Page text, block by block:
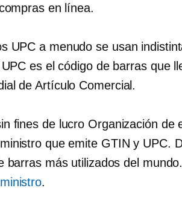
en línea.
UPC a menudo se usan
es el código de barras que
de Artículo Comercial.
fines de lucro Organización de
que emite GTIN y UPC.
barras más utilizados del
.